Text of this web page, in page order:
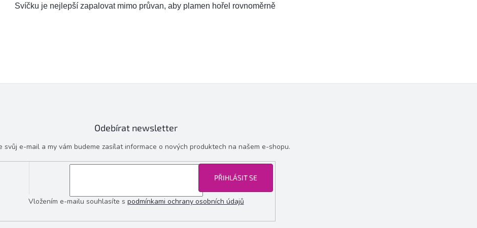
Svíčku je nejlepší zapalovat mimo průvan, aby plamen hořel rovnoměrně
Odebírat newsletter
svůj e-mail a my vám budeme zasílat informace o nových produktech na našem e-shopu.
Vložením e-mailu souhlasíte s podmínkami ochrany osobních údajů
PŘIHLÁSIT SE